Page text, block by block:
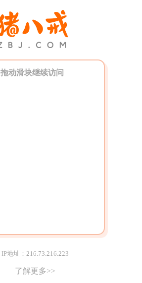
拖动滑块继续访问
IP地址：216.73.216.223
了解更多>>